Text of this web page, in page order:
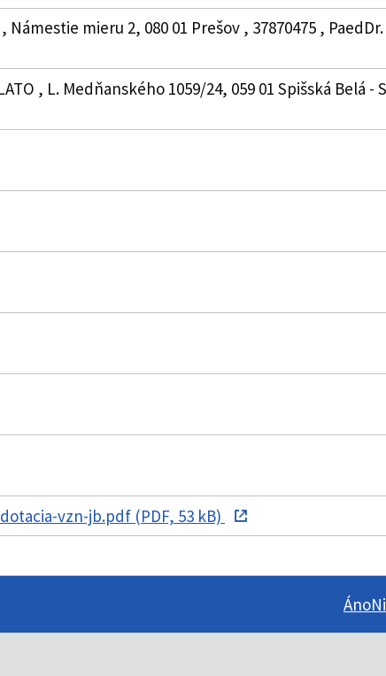
mieru 2, 080 01 Prešov , 37870475 ,
, L. Medňanského 1059/24, 059 01 Spišská Belá -
vzn-jb.pdf (PDF, 53 kB)
Áno